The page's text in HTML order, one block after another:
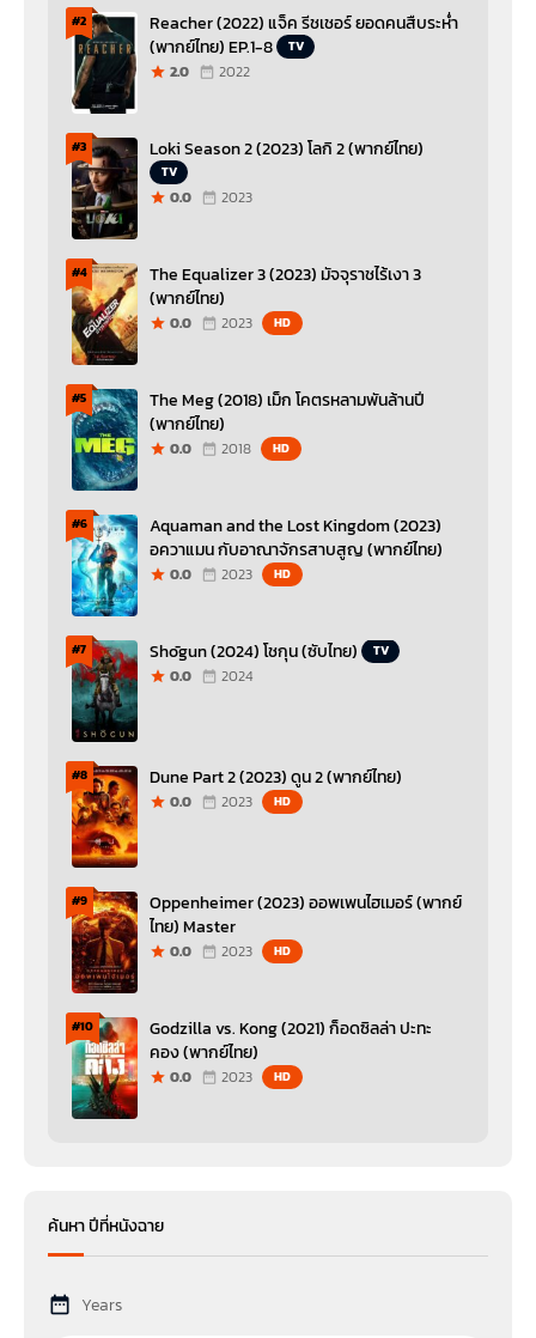
#2
Reacher (2022) แจ็ค รีชเชอร์ ยอดคนสืบระห่ำ
(พากย์ไทย) EP.1-8
TV
2.0 2022
#3 Loki Season 2 (2023) โลกิ 2 (พากย์ไทย)
TV
0.0 2023
#4
The Equalizer 3 (2023) มัจจุราชไร้เงา 3
(พากย์ไทย)
0.0 2023 HD
#5
The Meg (2018) เม็ก โคตรหลามพันล้านปี
(พากย์ไทย)
0.0 2018 HD
#6
Aquaman and the Lost Kingdom (2023)
อควาแมน กับอาณาจักรสาบสูญ (พากย์ไทย)
0.0 2023 HD
#7 Shōgun (2024) โชกุน (ซับไทย) TV
0.0 2024
#8 Dune Part 2 (2023) ดูน 2 (พากย์ไทย)
0.0 2023 HD
#9
Oppenheimer (2023) ออพเพนไฮเมอร์ (พากย์
ไทย) Master
0.0 2023 HD
#10
Godzilla vs. Kong (2021) ก็อดซิลล่า ปะทะ
คอง (พากย์ไทย)
0.0 2023 HD
ค้นหา ปีที่หนังฉาย
Years